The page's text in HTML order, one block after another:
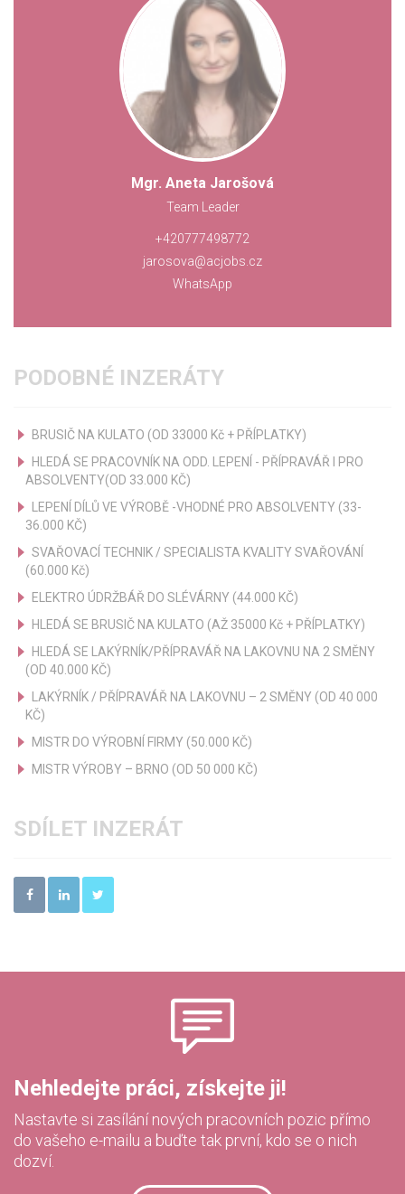
Mgr. Aneta Jarošová
Team Leader
+420777498772
jarosova@acjobs.cz
WhatsApp
PODOBNÉ INZERÁTY
BRUSIČ NA KULATO (OD 33000 Kč + PŘÍPLATKY)
HLEDÁ SE PRACOVNÍK NA ODD. LEPENÍ - PŘÍPRAVÁŘ I PRO
ABSOLVENTY(OD 33.000 KČ)
LEPENÍ DÍLŮ VE VÝROBĚ -VHODNÉ PRO ABSOLVENTY (33-
36.000 KČ)
SVAŘOVACÍ TECHNIK / SPECIALISTA KVALITY SVAŘOVÁNÍ
(60.000 Kč)
ELEKTRO ÚDRŽBÁŘ DO SLÉVÁRNY (44.000 KČ)
HLEDÁ SE BRUSIČ NA KULATO (AŽ 35000 Kč + PŘÍPLATKY)
HLEDÁ SE LAKÝRNÍK/PŘÍPRAVÁŘ NA LAKOVNU NA 2 SMĚNY
(OD 40.000 KČ)
LAKÝRNÍK / PŘÍPRAVÁŘ NA LAKOVNU – 2 SMĚNY (OD 40 000
KČ)
MISTR DO VÝROBNÍ FIRMY (50.000 KČ)
MISTR VÝROBY – BRNO (OD 50 000 KČ)
SDÍLET INZERÁT
Nehledejte práci, získejte ji!
Nastavte si zasílání nových pracovních pozic přímo
do vašeho e-mailu a buďte tak první, kdo se o nich
dozví.